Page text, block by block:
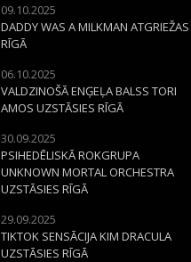
09.10.2025
DADDY WAS A MILKMAN ATGRIEŽAS
RĪGĀ
06.10.2025
VALDZINOŠĀ ENĢEĻA BALSS TORI
AMOS UZSTĀSIES RĪGĀ
30.09.2025
PSIHEDĒLISKĀ ROKGRUPA
UNKNOWN MORTAL ORCHESTRA
UZSTĀSIES RĪGĀ
29.09.2025
TIKTOK SENSĀCIJA KIM DRACULA
UZSTĀSIES RĪGĀ